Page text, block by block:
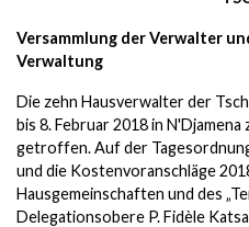
Versammlung der Verwalter
Verwaltung
Die zehn Hausverwalter der
bis 8. Februar 2018 in
getroffen. Auf der
und die Kostenvoranschläge
Hausgemeinschaften und des
Delegationsobere P. Fidèle